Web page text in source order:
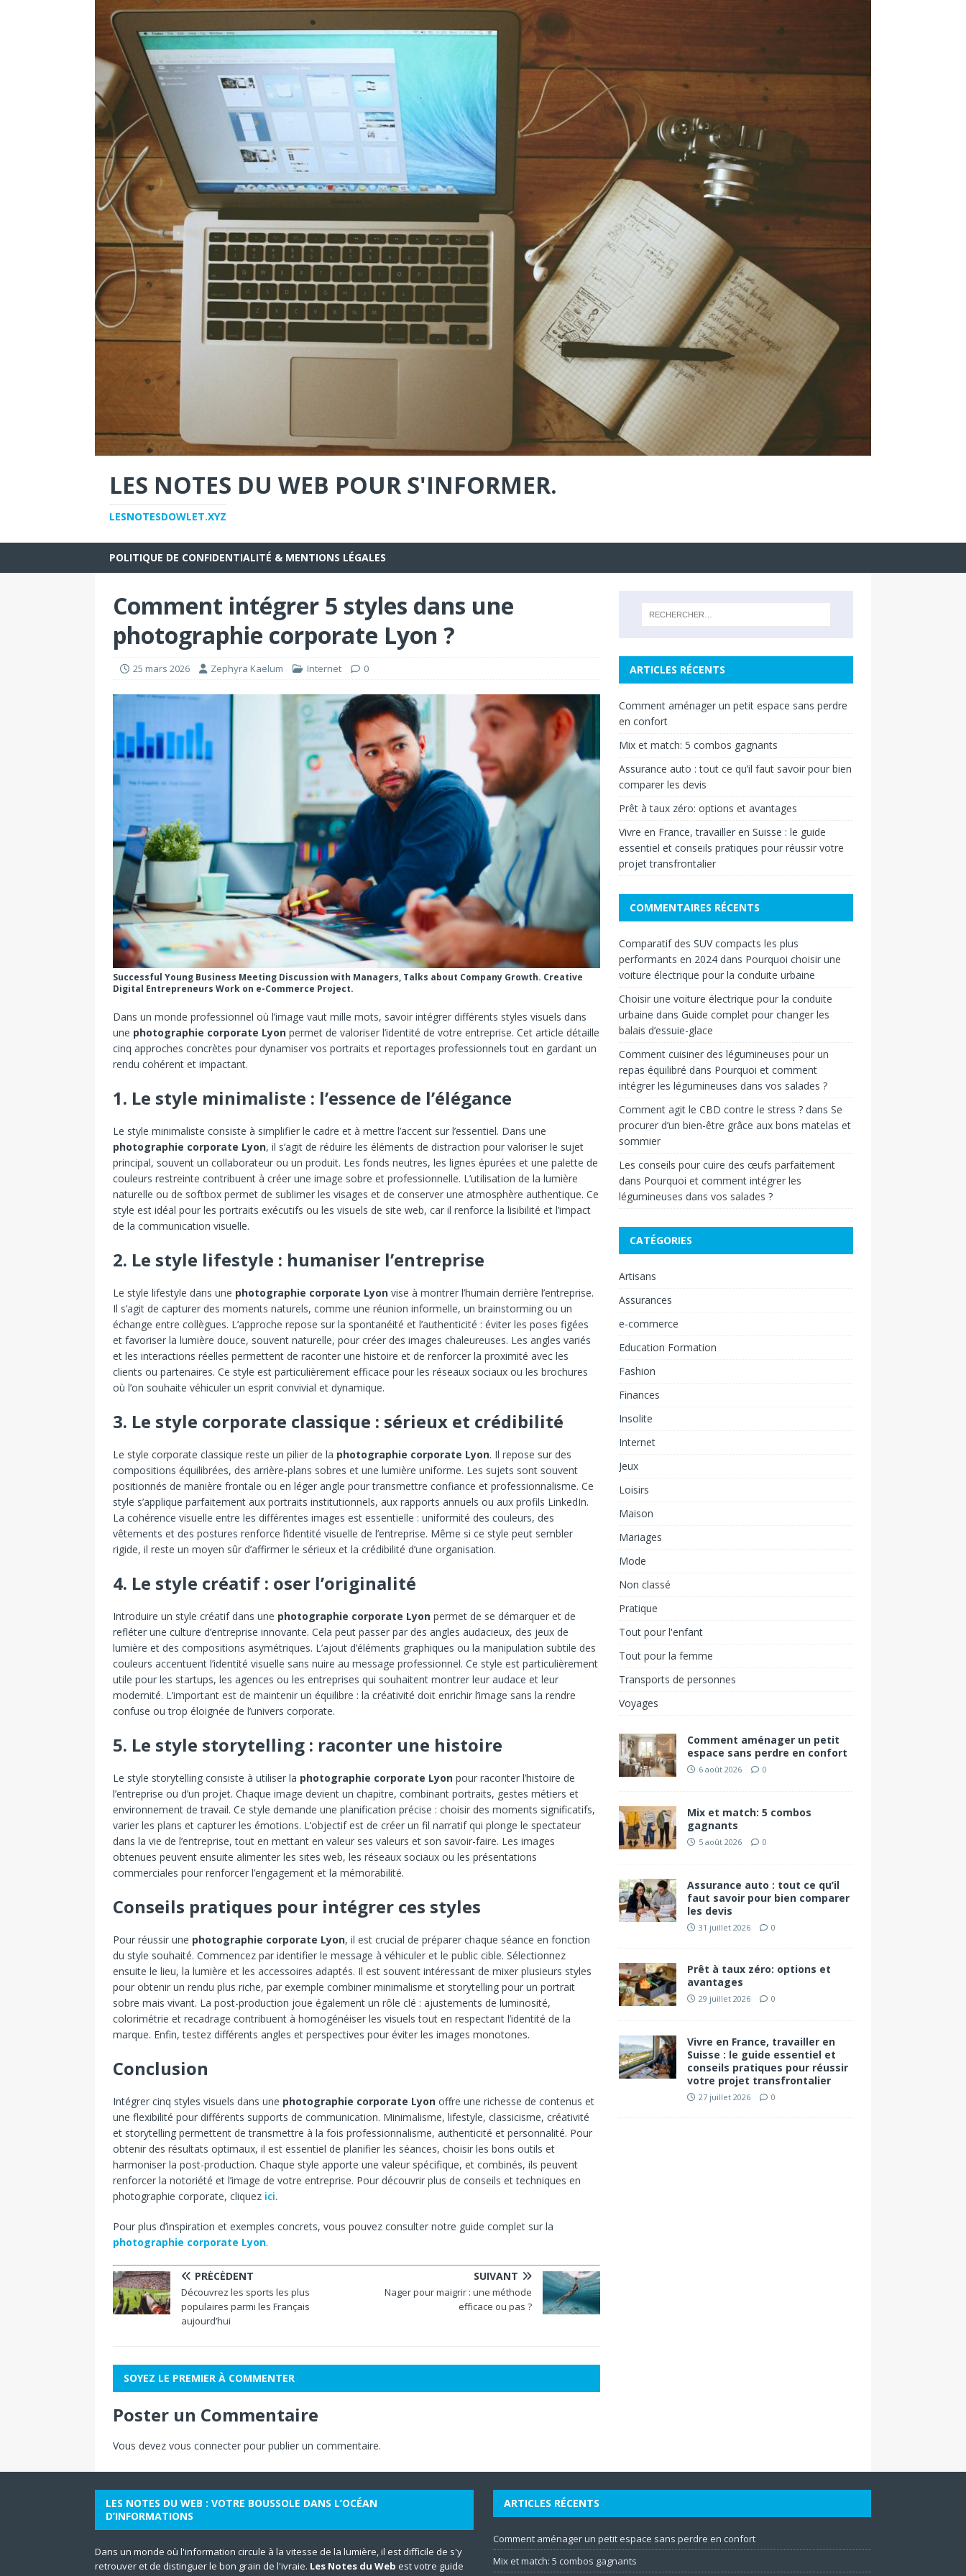
LES NOTES DU WEB POUR S'INFORMER.
LESNOTESDOWLET.XYZ
POLITIQUE DE CONFIDENTIALITÉ & MENTIONS LÉGALES
Comment intégrer 5 styles dans une
photographie corporate Lyon ?
25 mars 2026 Zephyra Kaelum Internet 0
Successful Young Business Meeting Discussion with Managers, Talks about Company Growth. Creative
Digital Entrepreneurs Work on e-Commerce Project.
Dans un monde professionnel où l’image vaut mille mots, savoir intégrer différents styles visuels dans
une photographie corporate Lyon permet de valoriser l’identité de votre entreprise. Cet article détaille
cinq approches concrètes pour dynamiser vos portraits et reportages professionnels tout en gardant un
rendu cohérent et impactant.
1. Le style minimaliste : l’essence de l’élégance
Le style minimaliste consiste à simplifier le cadre et à mettre l’accent sur l’essentiel. Dans une
photographie corporate Lyon, il s’agit de réduire les éléments de distraction pour valoriser le sujet
principal, souvent un collaborateur ou un produit. Les fonds neutres, les lignes épurées et une palette de
couleurs restreinte contribuent à créer une image sobre et professionnelle. L’utilisation de la lumière
naturelle ou de softbox permet de sublimer les visages et de conserver une atmosphère authentique. Ce
style est idéal pour les portraits exécutifs ou les visuels de site web, car il renforce la lisibilité et l’impact
de la communication visuelle.
2. Le style lifestyle : humaniser l’entreprise
Le style lifestyle dans une photographie corporate Lyon vise à montrer l’humain derrière l’entreprise.
Il s’agit de capturer des moments naturels, comme une réunion informelle, un brainstorming ou un
échange entre collègues. L’approche repose sur la spontanéité et l’authenticité : éviter les poses figées
et favoriser la lumière douce, souvent naturelle, pour créer des images chaleureuses. Les angles variés
et les interactions réelles permettent de raconter une histoire et de renforcer la proximité avec les
clients ou partenaires. Ce style est particulièrement efficace pour les réseaux sociaux ou les brochures
où l’on souhaite véhiculer un esprit convivial et dynamique.
3. Le style corporate classique : sérieux et crédibilité
Le style corporate classique reste un pilier de la photographie corporate Lyon. Il repose sur des
compositions équilibrées, des arrière-plans sobres et une lumière uniforme. Les sujets sont souvent
positionnés de manière frontale ou en léger angle pour transmettre confiance et professionnalisme. Ce
style s’applique parfaitement aux portraits institutionnels, aux rapports annuels ou aux profils LinkedIn.
La cohérence visuelle entre les différentes images est essentielle : uniformité des couleurs, des
vêtements et des postures renforce l’identité visuelle de l’entreprise. Même si ce style peut sembler
rigide, il reste un moyen sûr d’affirmer le sérieux et la crédibilité d’une organisation.
4. Le style créatif : oser l’originalité
Introduire un style créatif dans une photographie corporate Lyon permet de se démarquer et de
refléter une culture d’entreprise innovante. Cela peut passer par des angles audacieux, des jeux de
lumière et des compositions asymétriques. L’ajout d’éléments graphiques ou la manipulation subtile des
couleurs accentuent l’identité visuelle sans nuire au message professionnel. Ce style est particulièrement
utile pour les startups, les agences ou les entreprises qui souhaitent montrer leur audace et leur
modernité. L’important est de maintenir un équilibre : la créativité doit enrichir l’image sans la rendre
confuse ou trop éloignée de l’univers corporate.
5. Le style storytelling : raconter une histoire
Le style storytelling consiste à utiliser la photographie corporate Lyon pour raconter l’histoire de
l’entreprise ou d’un projet. Chaque image devient un chapitre, combinant portraits, gestes métiers et
environnement de travail. Ce style demande une planification précise : choisir des moments significatifs,
varier les plans et capturer les émotions. L’objectif est de créer un fil narratif qui plonge le spectateur
dans la vie de l’entreprise, tout en mettant en valeur ses valeurs et son savoir-faire. Les images
obtenues peuvent ensuite alimenter les sites web, les réseaux sociaux ou les présentations
commerciales pour renforcer l’engagement et la mémorabilité.
Conseils pratiques pour intégrer ces styles
Pour réussir une photographie corporate Lyon, il est crucial de préparer chaque séance en fonction
du style souhaité. Commencez par identifier le message à véhiculer et le public cible. Sélectionnez
ensuite le lieu, la lumière et les accessoires adaptés. Il est souvent intéressant de mixer plusieurs styles
pour obtenir un rendu plus riche, par exemple combiner minimalisme et storytelling pour un portrait
sobre mais vivant. La post-production joue également un rôle clé : ajustements de luminosité,
colorimétrie et recadrage contribuent à homogénéiser les visuels tout en respectant l’identité de la
marque. Enfin, testez différents angles et perspectives pour éviter les images monotones.
Conclusion
Intégrer cinq styles visuels dans une photographie corporate Lyon offre une richesse de contenus et
une flexibilité pour différents supports de communication. Minimalisme, lifestyle, classicisme, créativité
et storytelling permettent de transmettre à la fois professionnalisme, authenticité et personnalité. Pour
obtenir des résultats optimaux, il est essentiel de planifier les séances, choisir les bons outils et
harmoniser la post-production. Chaque style apporte une valeur spécifique, et combinés, ils peuvent
renforcer la notoriété et l’image de votre entreprise. Pour découvrir plus de conseils et techniques en
photographie corporate, cliquez ici.
Pour plus d’inspiration et exemples concrets, vous pouvez consulter notre guide complet sur la
photographie corporate Lyon.
PRÉCÉDENT
Découvrez les sports les plus
populaires parmi les Français
aujourd’hui
SUIVANT
Nager pour maigrir : une méthode
efficace ou pas ?
SOYEZ LE PREMIER À COMMENTER
Poster un Commentaire
Vous devez vous connecter pour publier un commentaire.
ARTICLES RÉCENTS
Comment aménager un petit espace sans perdre
en confort
Mix et match: 5 combos gagnants
Assurance auto : tout ce qu’il faut savoir pour bien
comparer les devis
Prêt à taux zéro: options et avantages
Vivre en France, travailler en Suisse : le guide
essentiel et conseils pratiques pour réussir votre
projet transfrontalier
COMMENTAIRES RÉCENTS
Comparatif des SUV compacts les plus
performants en 2024dans Pourquoi choisir une
voiture électrique pour la conduite urbaine
Choisir une voiture électrique pour la conduite
urbaine dans Guide complet pour changer les
balais d’essuie-glace
Comment cuisiner des légumineuses pour un
repas équilibré dans Pourquoi et comment
intégrer les légumineuses dans vos salades ?
Comment agit le CBD contre le stress ?dans Se
procurer d’un bien-être grâce aux bons matelas et
sommier
Les conseils pour cuire des œufs parfaitement
dans Pourquoi et comment intégrer les
légumineuses dans vos salades ?
CATÉGORIES
Artisans
Assurances
e-commerce
Education Formation
Fashion
Finances
Insolite
Internet
Jeux
Loisirs
Maison
Mariages
Mode
Non classé
Pratique
Tout pour l'enfant
Tout pour la femme
Transports de personnes
Voyages
Comment aménager un petit
espace sans perdre en confort
6 août 2026 0
Mix et match: 5 combos
gagnants
5 août 2026 0
Assurance auto : tout ce qu’il
faut savoir pour bien comparer
les devis
31 juillet 2026 0
Prêt à taux zéro: options et
avantages
29 juillet 2026 0
Vivre en France, travailler en
Suisse : le guide essentiel et
conseils pratiques pour réussir
votre projet transfrontalier
27 juillet 2026 0
LES NOTES DU WEB : VOTRE BOUSSOLE DANS L’OCÉAN
D’INFORMATIONS
Dans un monde où l'information circule à la vitesse de la lumière, il est difficile de s'y
retrouver et de distinguer le bon grain de l'ivraie. Les Notes du Web est votre guide
ARTICLES RÉCENTS
Comment aménager un petit espace sans perdre en confort
Mix et match: 5 combos gagnants